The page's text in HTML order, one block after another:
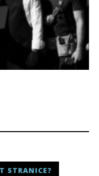
STRANICE?